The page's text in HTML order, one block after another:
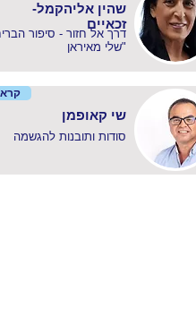
שהין אליהקמל-
זכאיים
שלי מאיראן"
קרא
שי קאופמן
סודות ותובנות להגשמה